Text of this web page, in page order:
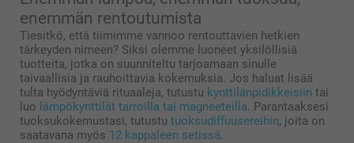
enemmän rentoutumista
Tiesitkö, että tiimimme vannoo rentouttavien hetkien
tärkeyden nimeen? Siksi olemme luoneet yksilöllisiä
tuotteita, jotka on suunniteltu tarjoamaan sinulle
taivaallisia ja rauhoittavia kokemuksia. Jos haluat lisää
tulta hyödyntäviä rituaaleja, tutustu kynttilänpidikkeisiin tai
luo lämpökynttilät tarroilla tai magneeteilla. Parantaaksesi
tuoksukokemustasi, tutustu tuoksudiffuusereihin, joita on
saatavana myös 12 kappaleen setissä.